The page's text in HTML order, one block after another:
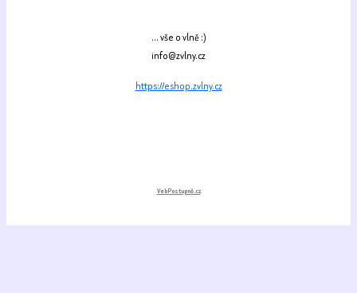
... vše o vlně :)
info@zvlny.cz
https://eshop.zvlny.cz
VebPostupně.cz